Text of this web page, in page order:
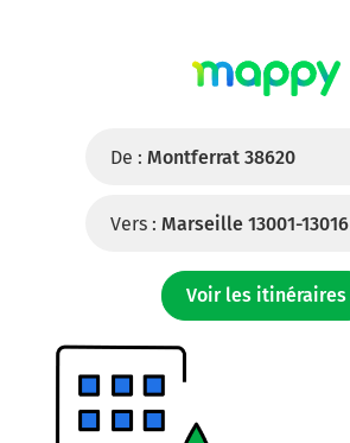
De : Montferrat 38620
Vers : Marseille 13001-13016
Voir les itinéraires